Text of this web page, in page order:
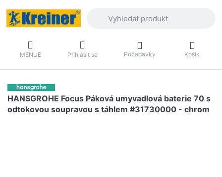
MENUE Přihlásit se Požadavky Košík
HANSGROHE Focus Páková umyvadlová baterie 70 s
odtokovou soupravou s táhlem #31730000 - chrom